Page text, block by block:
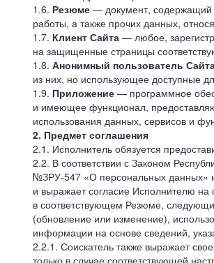
1.6. Резюме — документ, содержащий
работы, а также прочих данных,
1.7. Клиент Сайта — любое,
на защищенные страницы
1.8. Анонимный пользователь
из них, но использующее доступные
1.9. Приложение — программное
и имеющее функционал,
использования данных, сервисов и
2. Предмет соглашения
2.1. Исполнитель обязуется
2.2. В соответствии с Законом
№ЗРУ-547 «О персональных данных»
и выражает согласие Исполнителю
в соответствующем Резюме,
(обновление или изменение),
информации на основе сведений,
2.2.1. Соискатель также выражает
только в случае соответствующей